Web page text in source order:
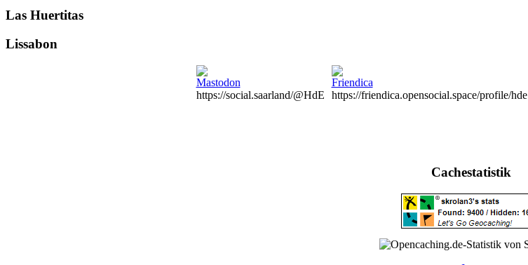
Las Huertitas
Lissabon
https://social.saarland/@HdE https://friendica.opensocial.space/profile/hde
Cachestatistik